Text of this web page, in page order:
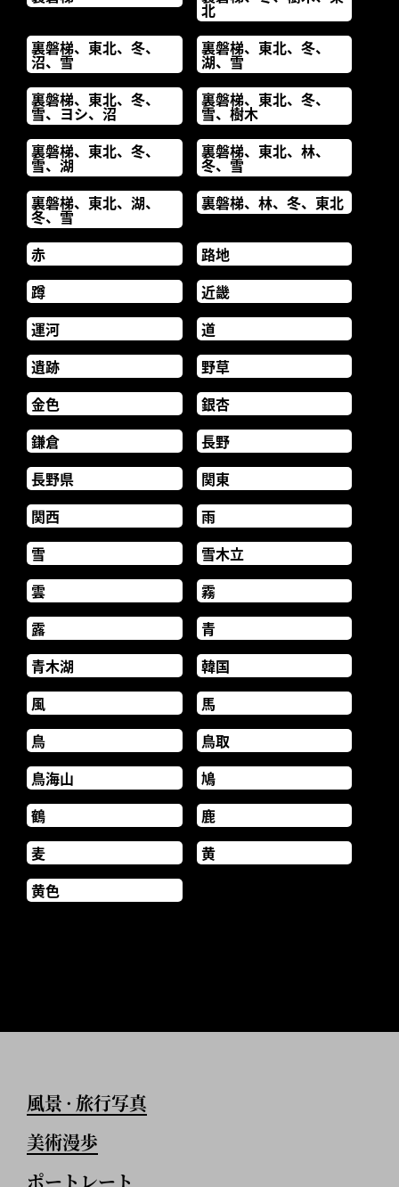
北
裏磐梯、東北、冬、
沼、雪
裏磐梯、東北、冬、
湖、雪
裏磐梯、東北、冬、
雪、ヨシ、沼
裏磐梯、東北、冬、
雪、樹木
裏磐梯、東北、冬、
雪、湖
裏磐梯、東北、林、
冬、雪
裏磐梯、東北、湖、
冬、雪
裏磐梯、林、冬、東北
赤
路地
蹲
近畿
運河
道
遺跡
野草
金色
銀杏
鎌倉
長野
長野県
関東
関西
雨
雪
雪木立
雲
霧
露
青
青木湖
韓国
風
馬
鳥
鳥取
鳥海山
鳩
鶴
鹿
麦
黄
黄色
風景 • 旅行写真
美術漫歩
ポートレート